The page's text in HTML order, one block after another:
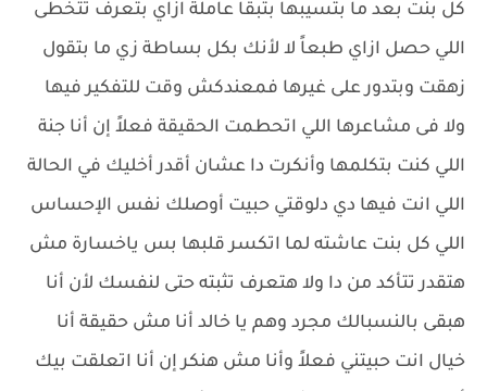
كل بنت بعد ما بتسيبها بتبقا عاملة ازاي بتعرف تتخطى
اللي حصل ازاي طبعاً لا لأنك بكل بساطة زي ما بتقول
زهقت وبتدور على غيرها فمعندكش وقت للتفكير فيها
ولا فى مشاعرها اللي اتحطمت الحقيقة فعلاً إن أنا جنة
اللي كنت بتكلمها وأنكرت دا عشان أقدر أخليك في الحالة
اللي انت فيها دي دلوقتي حبيت أوصلك نفس الإحساس
اللي كل بنت عاشته لما اتكسر قلبها بس ياخسارة مش
هتقدر تتأكد من دا ولا هتعرف تثبته حتى لنفسك لأن أنا
هبقى بالنسبالك مجرد وهم يا خالد أنا مش حقيقة أنا
خيال انت حبيتني فعلاً وأنا مش هنكر إن أنا اتعلقت بيك